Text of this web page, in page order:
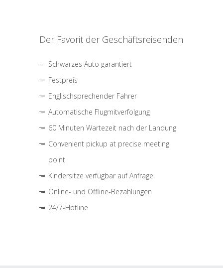
Der Favorit der Geschäftsreisenden
Schwarzes Auto garantiert
Festpreis
Englischsprechender Fahrer
Automatische Flugmitverfolgung
60 Minuten Wartezeit nach der Landung
Convenient pickup at precise meeting
point
Kindersitze verfügbar auf Anfrage
Online- und Offline-Bezahlungen
24/7-Hotline